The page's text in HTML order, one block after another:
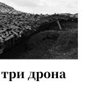
дрона